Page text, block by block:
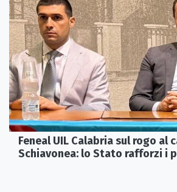
Feneal UIL Calabria sul rogo al
Schiavonea: lo Stato rafforzi i